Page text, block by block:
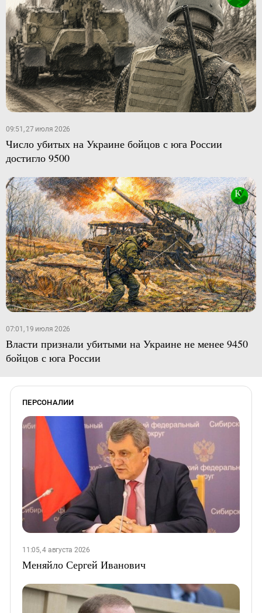
09:51, 27 июля 2026
Число убитых на Украине бойцов с юга России
достигло 9500
07:01, 19 июля 2026
Власти признали убитыми на Украине не менее 9450
бойцов с юга России
ПЕРСОНАЛИИ
11:05, 4 августа 2026
Меняйло Сергей Иванович